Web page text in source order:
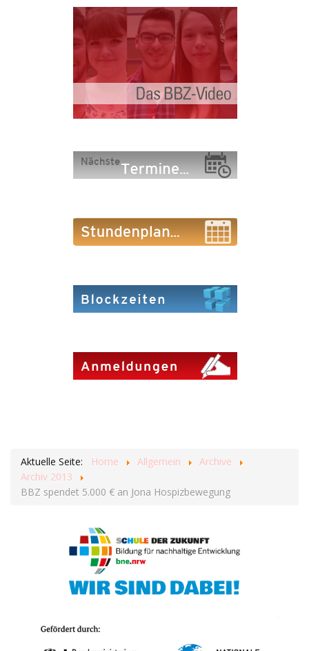
Aktuelle Seite: Home Allgemein
Archive
Archiv 2013
BBZ spendet 5.000 € an Jona Hospizbewegung